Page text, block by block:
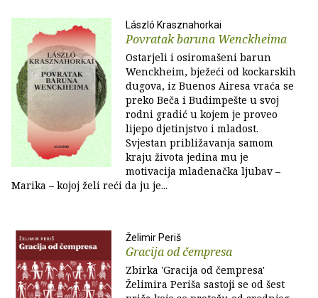
László Krasznahorkai
Povratak baruna Wenckheima
Ostarjeli i osiromašeni barun
Wenckheim, bježeći od kockarskih
dugova, iz Buenos Airesa vraća se
preko Beča i Budimpešte u svoj
rodni gradić u kojem je proveo
lijepo djetinjstvo i mladost.
Svjestan približavanja samom
kraju života jedina mu je
motivacija mladenačka ljubav –
Marika – kojoj želi reći da ju je...
Želimir Periš
Gracija od čempresa
Zbirka 'Gracija od čempresa'
Želimira Periša sastoji se od šest